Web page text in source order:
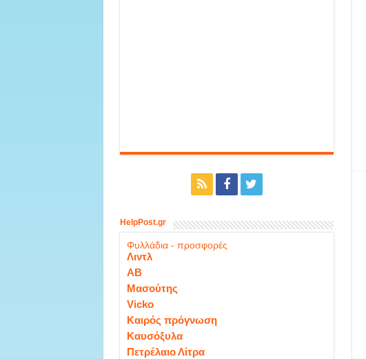
HelpPost.gr
Φυλλάδια - προσφορές
Λιντλ
ΑΒ
Μασούτης
Vicko
Καιρός πρόγνωση
Καυσόξυλα
Πετρέλαιο Λίτρα